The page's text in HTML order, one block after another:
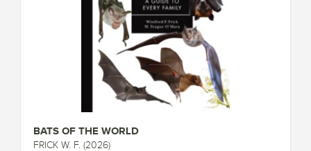
BATS OF THE WORLD
FRICK W. F. (2026)